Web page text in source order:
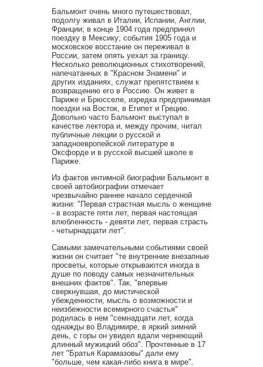
Бальмонт очень много путешествовал,
подолгу живал в Италии, Испании, Англии,
Франции; в конце 1904 года предпринял
поездку в Мексику; события 1905 года и
московское восстание он переживал в
России, затем опять уехал за границу.
Несколько революционных стихотворений,
напечатанных в "Красном Знамени" и
других изданиях, служат препятствием к
возвращению его в Россию. Он живет в
Париже и Брюсселе, изредка предпринимая
поездки на Восток, в Египет и Грецию.
Довольно часто Бальмонт выступал в
качестве лектора и, между прочим, читал
публичные лекции о русской и
западноевропейской литературе в
Оксфорде и в русской высшей школе в
Париже.
Из фактов интимной биографии Бальмонт в
своей автобиографии отмечает
чрезвычайно раннее начало сердечной
жизни: "Первая страстная мысль о женщине
- в возрасте пяти лет, первая настоящая
влюбленность - девяти лет, первая страсть
- четырнадцати лет".
Самыми замечательными событиями своей
жизни он считает "те внутренние внезапные
просветы, которые открываются иногда в
душе по поводу самых незначительных
внешних фактов". Так, "впервые
сверкнувшая, до мистической
убежденности, мысль о возможности и
неизбежности всемирного счастья"
родилась в нем "семнадцати лет, когда
однажды во Владимире, в яркий зимний
день, с горы он увидел вдали чернеющий
длинный мужицкий обоз". Прочтенные в 17
лет "Братья Карамазовы" дали ему
"больше, чем какая-либо книга в мире".